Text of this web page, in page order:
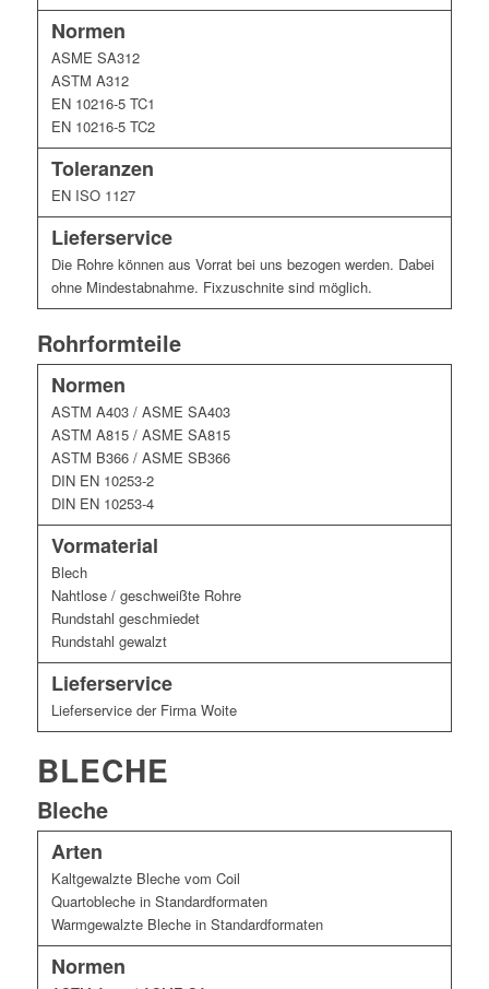
Normen
ASME SA312
ASTM A312
EN 10216-5 TC1
EN 10216-5 TC2
Toleranzen
EN ISO 1127
Lieferservice
Die Rohre können aus Vorrat bei uns bezogen werden. Dabei
ohne Mindestabnahme. Fixzuschnite sind möglich.
Rohrformteile
Normen
ASTM A403 / ASME SA403
ASTM A815 / ASME SA815
ASTM B366 / ASME SB366
DIN EN 10253-2
DIN EN 10253-4
Vormaterial
Blech
Nahtlose / geschweißte Rohre
Rundstahl geschmiedet
Rundstahl gewalzt
Lieferservice
Lieferservice der Firma Woite
BLECHE
Bleche
Arten
Kaltgewalzte Bleche vom Coil
Quartobleche in Standardformaten
Warmgewalzte Bleche in Standardformaten
Normen